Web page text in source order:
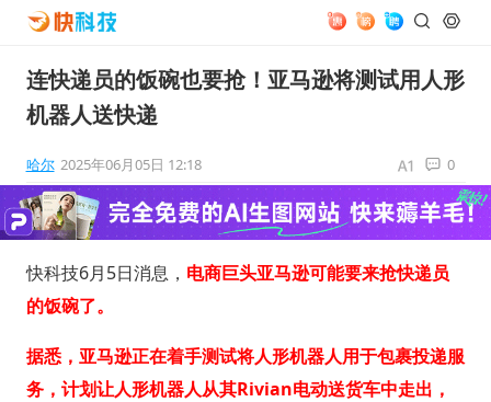
连快递员的饭碗也要抢！亚马逊将测试用人形
机器人送快递
哈尔 2025年06月05日 12:18 0
快科技6月5日消息， 电商巨头亚马逊可能要来抢快递员
的饭碗了。
据悉，亚马逊正在着手测试将人形机器人用于包裹投递服
务，计划让人形机器人从其Rivian电动送货车中走出，